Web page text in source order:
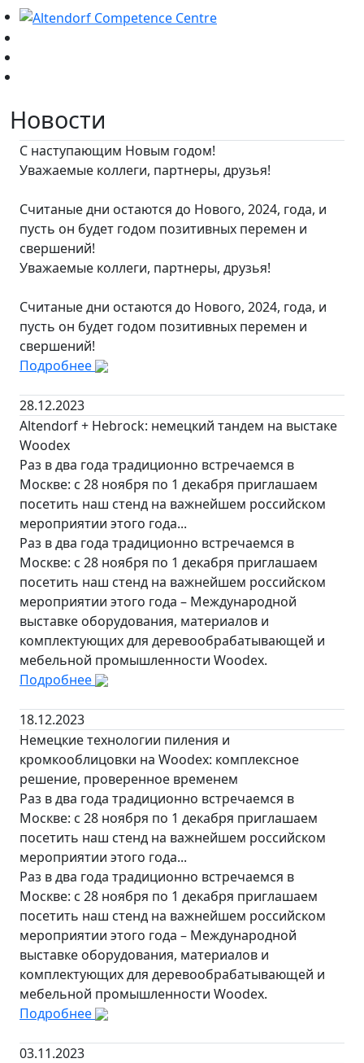
Новости
С наступающим Новым годом!
Уважаемые коллеги, партнеры, друзья!
Считаные дни остаются до Нового, 2024, года, и
пусть он будет годом позитивных перемен и
свершений!
Уважаемые коллеги, партнеры, друзья!
Считаные дни остаются до Нового, 2024, года, и
пусть он будет годом позитивных перемен и
свершений!
Подробнее
28.12.2023
Altendorf + Hebrock: немецкий тандем на выстаке
Woodex
Раз в два года традиционно встречаемся в
Москве: с 28 ноября по 1 декабря приглашаем
посетить наш стенд на важнейшем российском
мероприятии этого года...
Раз в два года традиционно встречаемся в
Москве: с 28 ноября по 1 декабря приглашаем
посетить наш стенд на важнейшем российском
мероприятии этого года – Международной
выставке оборудования, материалов и
комплектующих для деревообрабатывающей и
мебельной промышленности Woodex.
Подробнее
18.12.2023
Немецкие технологии пиления и
кромкооблицовки на Woodex: комплексное
решение, проверенное временем
Раз в два года традиционно встречаемся в
Москве: с 28 ноября по 1 декабря приглашаем
посетить наш стенд на важнейшем российском
мероприятии этого года...
Раз в два года традиционно встречаемся в
Москве: с 28 ноября по 1 декабря приглашаем
посетить наш стенд на важнейшем российском
мероприятии этого года – Международной
выставке оборудования, материалов и
комплектующих для деревообрабатывающей и
мебельной промышленности Woodex.
Подробнее
03.11.2023